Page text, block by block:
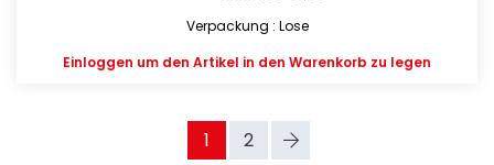
Verpackung : Lose
Einloggen um den Artikel in den Warenkorb zu legen
1 2